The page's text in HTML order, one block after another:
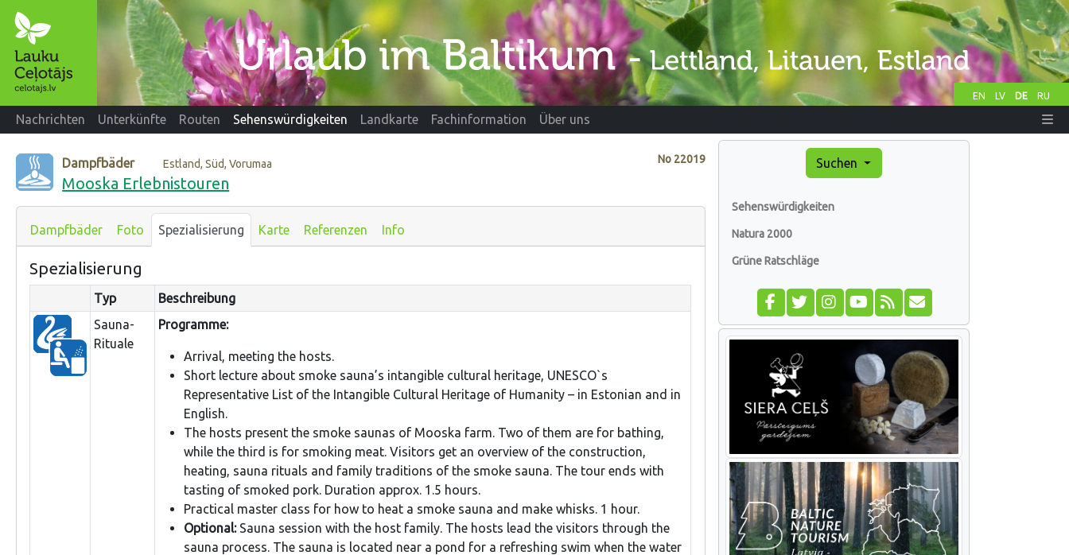
EN LV DE RU
Nachrichten Unterkünfte Routen Sehenswürdigkeiten Landkarte Fachinformation Über uns
No 22019
Dampfbäder Estland, Süd, Vorumaa
Mooska Erlebnistouren
Dampfbäder Foto Spezialisierung Karte Referenzen Info
Spezialisierung
Typ
Beschreibung
Sauna-
Rituale
Programme:
Arrival, meeting the hosts.
Short lecture about smoke sauna’s intangible cultural heritage, UNESCO`s
Representative List of the Intangible Cultural Heritage of Humanity – in Estonian and in
English.
The hosts present the smoke saunas of Mooska farm. Two of them are for bathing,
while the third is for smoking meat. Visitors get an overview of the construction,
heating, sauna rituals and family traditions of the smoke sauna. The tour ends with
tasting of smoked pork. Duration approx. 1.5 hours.
Practical master class for how to heat a smoke sauna and make whisks. 1 hour.
Optional:Sauna session with the host family. The hosts lead the visitors through the
sauna process. The sauna is located near a pond for a refreshing swim when the water
Suchen
Sehenswürdigkeiten
Natura 2000
Grüne Ratschläge